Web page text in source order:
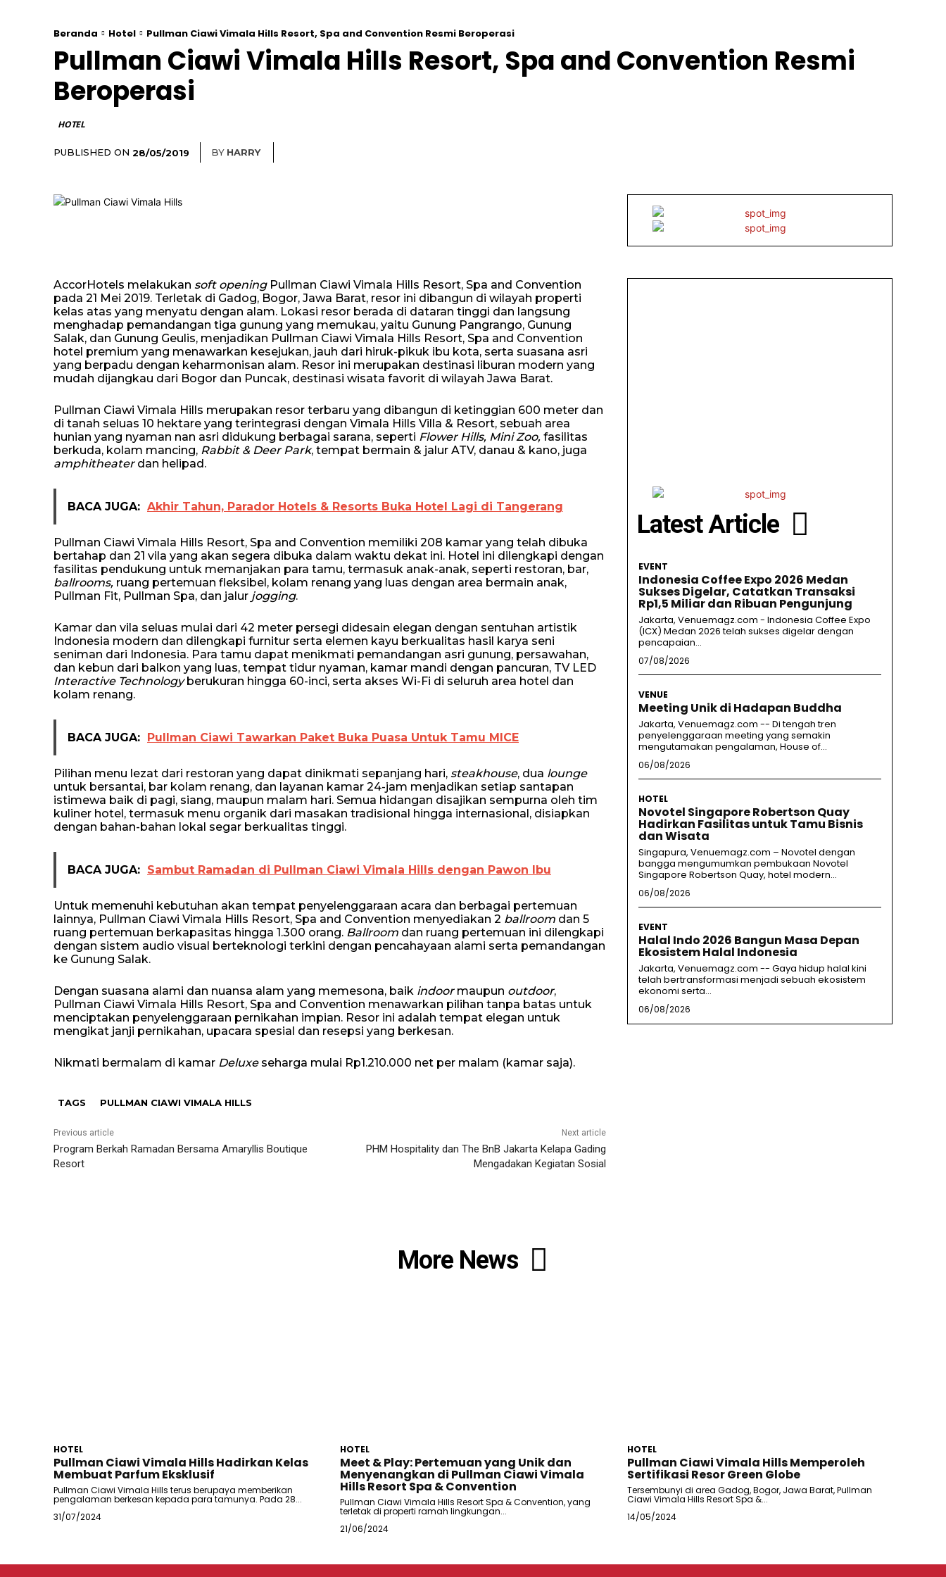
Beranda Hotel Pullman Ciawi Vimala Hills Resort, Spa and Convention Resmi Beroperasi
Pullman Ciawi Vimala Hills Resort, Spa and Convention Resmi
Beroperasi
HOTEL
PUBLISHED ON 28/05/2019 BY HARRY
AccorHotels melakukan soft opening Pullman Ciawi Vimala Hills Resort, Spa and Convention
pada 21 Mei 2019. Terletak di Gadog, Bogor, Jawa Barat, resor ini dibangun di wilayah properti
kelas atas yang menyatu dengan alam. Lokasi resor berada di dataran tinggi dan langsung
menghadap pemandangan tiga gunung yang memukau, yaitu Gunung Pangrango, Gunung
Salak, dan Gunung Geulis, menjadikan Pullman Ciawi Vimala Hills Resort, Spa and Convention
hotel premium yang menawarkan kesejukan, jauh dari hiruk-pikuk ibu kota, serta suasana asri
yang berpadu dengan keharmonisan alam. Resor ini merupakan destinasi liburan modern yang
mudah dijangkau dari Bogor dan Puncak, destinasi wisata favorit di wilayah Jawa Barat.
Pullman Ciawi Vimala Hills merupakan resor terbaru yang dibangun di ketinggian 600 meter dan
di tanah seluas 10 hektare yang terintegrasi dengan Vimala Hills Villa & Resort, sebuah area
hunian yang nyaman nan asri didukung berbagai sarana, seperti Flower Hills, Mini Zoo, fasilitas
berkuda, kolam mancing, Rabbit & Deer Park, tempat bermain & jalur ATV, danau & kano, juga
amphitheaterdan helipad.
BACA JUGA: Akhir Tahun, Parador Hotels & Resorts Buka Hotel Lagi di Tangerang
Pullman Ciawi Vimala Hills Resort, Spa and Convention memiliki 208 kamar yang telah dibuka
bertahap dan 21 vila yang akan segera dibuka dalam waktu dekat ini. Hotel ini dilengkapi dengan
fasilitas pendukung untuk memanjakan para tamu, termasuk anak-anak, seperti restoran, bar,
ballrooms, ruang pertemuan fleksibel, kolam renang yang luas dengan area bermain anak,
Pullman Fit, Pullman Spa, dan jalur jogging.
Kamar dan vila seluas mulai dari 42 meter persegi didesain elegan dengan sentuhan artistik
Indonesia modern dan dilengkapi furnitur serta elemen kayu berkualitas hasil karya seni
seniman dari Indonesia. Para tamu dapat menikmati pemandangan asri gunung, persawahan,
dan kebun dari balkon yang luas, tempat tidur nyaman, kamar mandi dengan pancuran, TV LED
Interactive Technologyberukuran hingga 60-inci, serta akses Wi-Fi di seluruh area hotel dan
kolam renang.
BACA JUGA: Pullman Ciawi Tawarkan Paket Buka Puasa Untuk Tamu MICE
Pilihan menu lezat dari restoran yang dapat dinikmati sepanjang hari, steakhouse, dua lounge
untuk bersantai, bar kolam renang, dan layanan kamar 24-jam menjadikan setiap santapan
istimewa baik di pagi, siang, maupun malam hari. Semua hidangan disajikan sempurna oleh tim
kuliner hotel, termasuk menu organik dari masakan tradisional hingga internasional, disiapkan
dengan bahan-bahan lokal segar berkualitas tinggi.
BACA JUGA: Sambut Ramadan di Pullman Ciawi Vimala Hills dengan Pawon Ibu
Untuk memenuhi kebutuhan akan tempat penyelenggaraan acara dan berbagai pertemuan
lainnya, Pullman Ciawi Vimala Hills Resort, Spa and Convention menyediakan 2 ballroom dan 5
ruang pertemuan berkapasitas hingga 1.300 orang. Ballroom dan ruang pertemuan ini dilengkapi
dengan sistem audio visual berteknologi terkini dengan pencahayaan alami serta pemandangan
ke Gunung Salak.
Dengan suasana alami dan nuansa alam yang memesona, baik indoormaupun outdoor,
Pullman Ciawi Vimala Hills Resort, Spa and Convention menawarkan pilihan tanpa batas untuk
menciptakan penyelenggaraan pernikahan impian. Resor ini adalah tempat elegan untuk
mengikat janji pernikahan, upacara spesial dan resepsi yang berkesan.
Nikmati bermalam di kamar Deluxeseharga mulai Rp1.210.000 net per malam (kamar saja).
TAGS PULLMAN CIAWI VIMALA HILLS
Previous article
Program Berkah Ramadan Bersama Amaryllis Boutique
Resort
Next article
PHM Hospitality dan The BnB Jakarta Kelapa Gading
Mengadakan Kegiatan Sosial
Latest Article
EVENT
Indonesia Coffee Expo 2026 Medan
Sukses Digelar, Catatkan Transaksi
Rp1,5 Miliar dan Ribuan Pengunjung
Jakarta, Venuemagz.com - Indonesia Coffee Expo
(ICX) Medan 2026 telah sukses digelar dengan
pencapaian...
07/08/2026
VENUE
Meeting Unik di Hadapan Buddha
Jakarta, Venuemagz.com -- Di tengah tren
penyelenggaraan meeting yang semakin
mengutamakan pengalaman, House of...
06/08/2026
HOTEL
Novotel Singapore Robertson Quay
Hadirkan Fasilitas untuk Tamu Bisnis
dan Wisata
Singapura, Venuemagz.com – Novotel dengan
bangga mengumumkan pembukaan Novotel
Singapore Robertson Quay, hotel modern...
06/08/2026
EVENT
Halal Indo 2026 Bangun Masa Depan
Ekosistem Halal Indonesia
Jakarta, Venuemagz.com -- Gaya hidup halal kini
telah bertransformasi menjadi sebuah ekosistem
ekonomi serta...
06/08/2026
More News
HOTEL
Pullman Ciawi Vimala Hills Hadirkan Kelas
Membuat Parfum Eksklusif
Pullman Ciawi Vimala Hills terus berupaya memberikan
pengalaman berkesan kepada para tamunya. Pada 28...
31/07/2024
HOTEL
Meet & Play: Pertemuan yang Unik dan
Menyenangkan di Pullman Ciawi Vimala
Hills Resort Spa & Convention
Pullman Ciawi Vimala Hills Resort Spa & Convention, yang
terletak di properti ramah lingkungan...
21/06/2024
HOTEL
Pullman Ciawi Vimala Hills Memperoleh
Sertifikasi Resor Green Globe
Tersembunyi di area Gadog, Bogor, Jawa Barat, Pullman
Ciawi Vimala Hills Resort Spa &...
14/05/2024